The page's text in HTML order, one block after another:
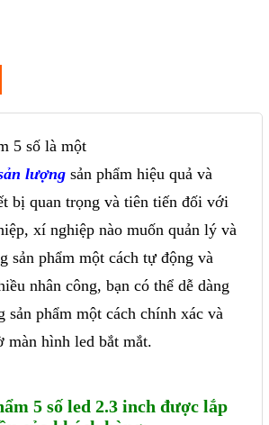
5 số là một
lượng sản phẩm hiệu quả và
bị quan trọng và tiên tiến đối với
xí nghiệp nào muốn quản lý và
sản phẩm một cách tự động và
nhân công, bạn có thể dễ dàng
sản phẩm một cách chính xác và
màn hình led bắt mắt.
5 số led 2.3 inch được lắp